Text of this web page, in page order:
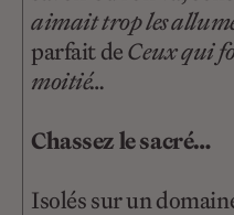
aimait trop les
parfait deCeux qui
moitié…
Chassez le sacré…
Isolés sur un